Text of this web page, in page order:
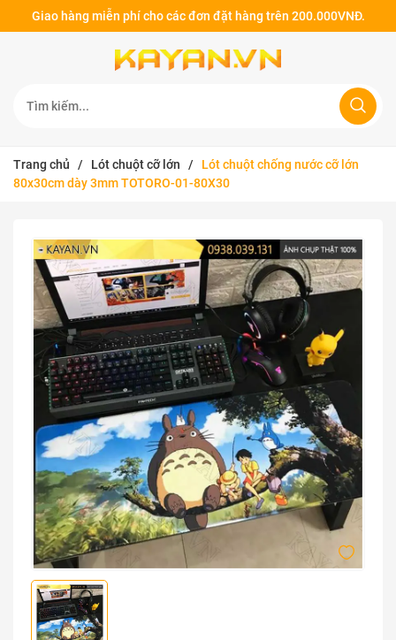
Giao hàng miễn phí cho các đơn đặt hàng trên 200.000VNĐ.
Trang chủ / Lót chuột cỡ lớn /
Lót chuột chống nước cỡ lớn
80x30cm dày 3mm TOTORO-01-80X30